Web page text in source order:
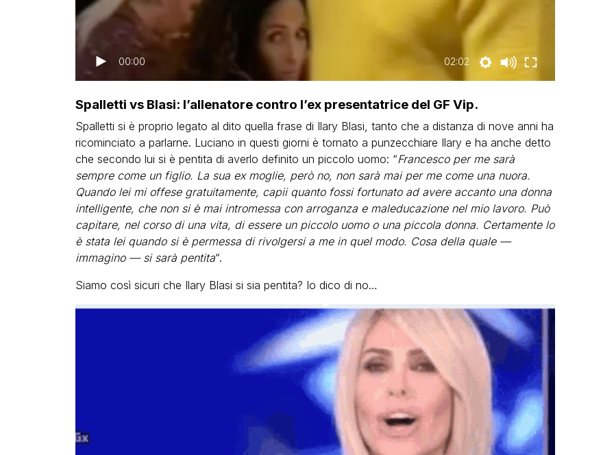
00:00 02:02
Spalletti vs Blasi: l’allenatore contro l’ex presentatrice del GF Vip.
Spalletti si è proprio legato al dito quella frase di Ilary Blasi, tanto che a distanza di nove anni ha
ricominciato a parlarne. Luciano in questi giorni è tornato a punzecchiare Ilary e ha anche detto
che secondo lui si è pentita di averlo definito un piccolo uomo: “Francesco per me sarà
sempre come un figlio. La sua ex moglie, però no, non sarà mai per me come una nuora.
Quando lei mi offese gratuitamente, capii quanto fossi fortunato ad avere accanto una donna
intelligente, che non si è mai intromessa con arroganza e maleducazione nel mio lavoro. Può
capitare, nel corso di una vita, di essere un piccolo uomo o una piccola donna. Certamente lo
è stata lei quando si è permessa di rivolgersi a me in quel modo. Cosa della quale —
immagino — si sarà pentita“.
Siamo così sicuri che Ilary Blasi si sia pentita? Io dico di no…